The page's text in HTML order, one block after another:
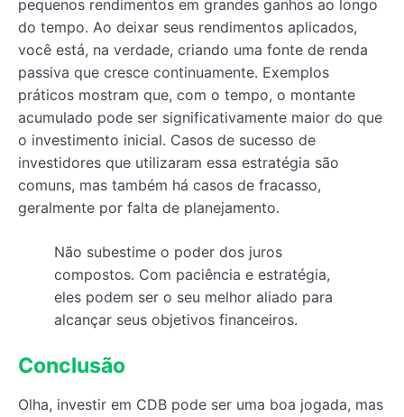
pequenos rendimentos em grandes ganhos ao longo
do tempo. Ao deixar seus rendimentos aplicados,
você está, na verdade, criando uma fonte de renda
passiva que cresce continuamente. Exemplos
práticos mostram que, com o tempo, o montante
acumulado pode ser significativamente maior do que
o investimento inicial. Casos de sucesso de
investidores que utilizaram essa estratégia são
comuns, mas também há casos de fracasso,
geralmente por falta de planejamento.
Não subestime o poder dos juros
compostos. Com paciência e estratégia,
eles podem ser o seu melhor aliado para
alcançar seus objetivos financeiros.
Conclusão
Olha, investir em CDB pode ser uma boa jogada, mas